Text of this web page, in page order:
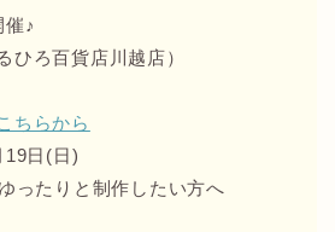
催♪
ろ百貨店川越店）
ちらから
日(日)
ったりと制作したい方へ